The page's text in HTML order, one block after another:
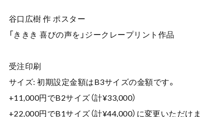
谷口広樹 作 ポスター
「ききき 喜びの声を」ジークレープリント作品
受注印刷
サイズ: 初期設定金額はB3サイズの金額です。
+11,000円でB2サイズ（計¥33,000）
+22,000円でB1サイズ（計¥44,000）に変更いただけま